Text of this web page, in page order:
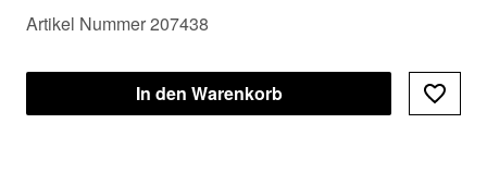
Artikel Nummer 207438
In den Warenkorb